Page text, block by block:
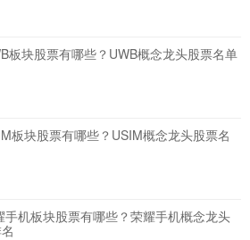
板块股票有哪些？UWB概念龙头股票名单
板块股票有哪些？USIM概念龙头股票名
手机板块股票有哪些？荣耀手机概念龙头